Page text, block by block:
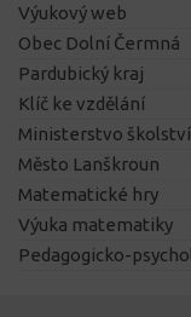
Výukový web
Obec Dolní Čermná
Pardubický kraj
Klíč ke vzdělání
Ministerstvo školství
Město Lanškroun
Matematické hry
Výuka matematiky
Pedagogicko-